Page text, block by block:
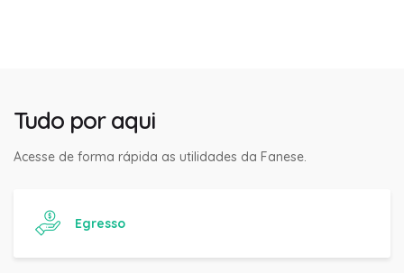
Tudo por aqui
Acesse de forma rápida as utilidades da Fanese.
Egresso